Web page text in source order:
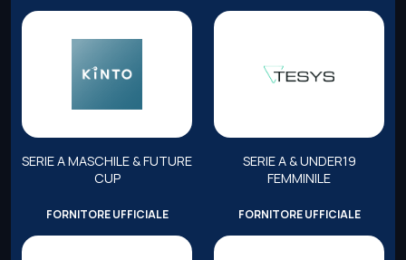
SERIE A MASCHILE & FUTURE
CUP
SERIE A & UNDER19
FEMMINILE
FORNITORE UFFICIALE FORNITORE UFFICIALE